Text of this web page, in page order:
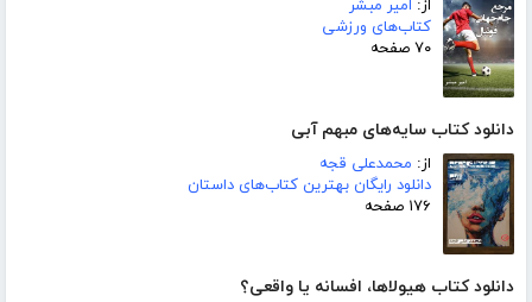
از: امیر مبشر
کتاب‌های ورزشی
۷۰ صفحه
دانلود کتاب سایه‌های مبهم آبی
از: محمدعلی قجه
دانلود رایگان بهترین کتاب‌های داستان
۱۷۶ صفحه
دانلود کتاب هیولاها، افسانه یا واقعی؟